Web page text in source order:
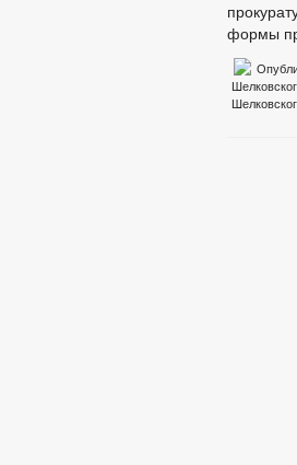
формы